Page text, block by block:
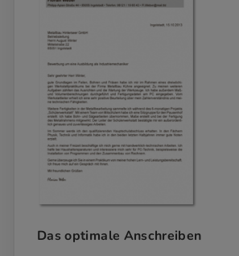
Das optimale Anschreiben